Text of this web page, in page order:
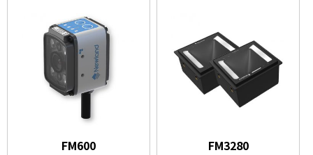
FM600 FM3280